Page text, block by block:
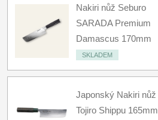
Nakiri nůž Seburo
SARADA Premium
Damascus 170mm
SKLADEM
Japonský Nakiri nůž
Tojiro Shippu 165mm